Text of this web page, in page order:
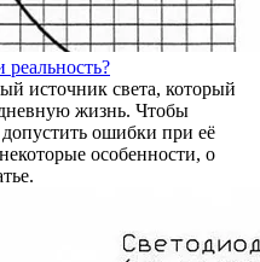
источник света, который
жизнь. Чтобы
ошибки при её
особенности, о